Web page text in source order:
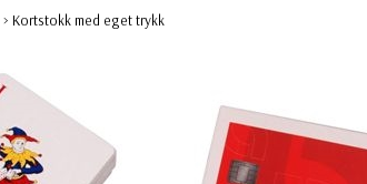
> Kortstokk med eget trykk